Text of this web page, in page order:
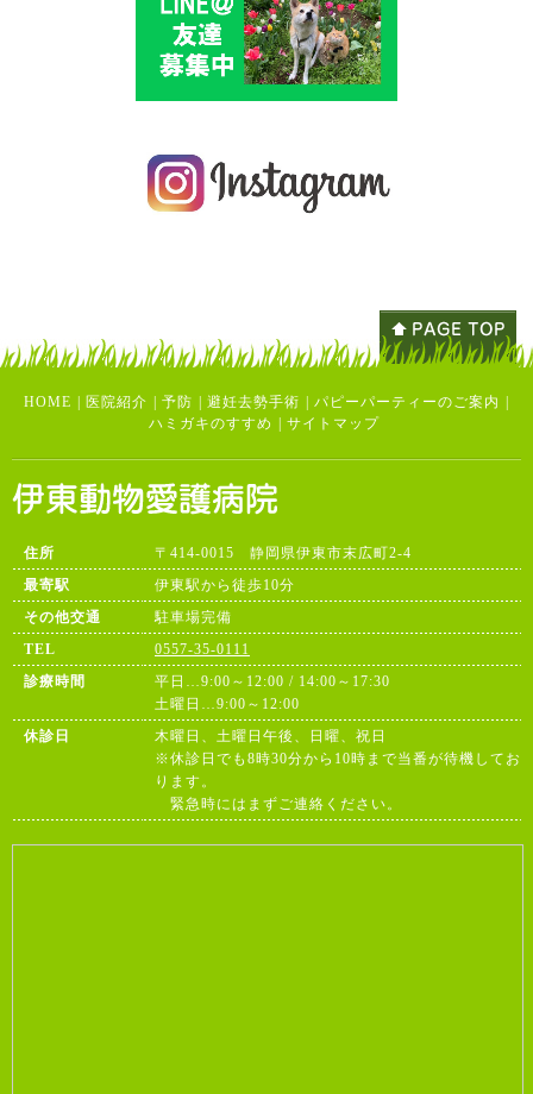
HOME | 医院紹介 | 予防 | 避妊去勢手術 | パピーパーティーのご案内 |
ハミガキのすすめ | サイトマップ
住所
〒414-0015 静岡県伊東市末広町2-4
最寄駅
伊東駅から徒歩10分
その他交通
駐車場完備
TEL
0557-35-0111
診療時間
平日…9:00～12:00 / 14:00～17:30
土曜日…9:00～12:00
休診日
木曜日、土曜日午後、日曜、祝日
※休診日でも8時30分から10時まで当番が待機してお
ります。
緊急時にはまずご連絡ください。